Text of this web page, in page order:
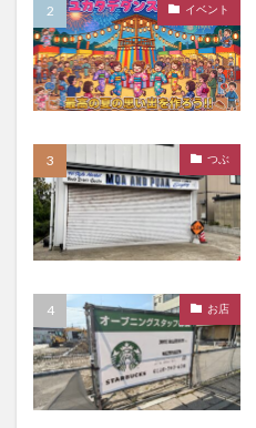
イベント
つぶ
お店